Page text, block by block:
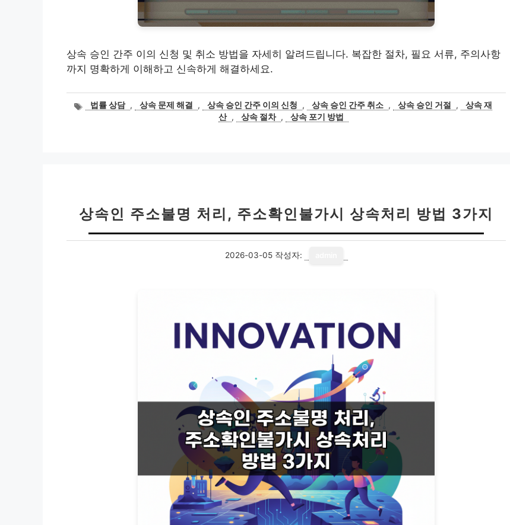
상속 승인 간주 이의 신청 및 취소 방법을 자세히 알려드립니다. 복잡한 절차, 필요 서류, 주의사항
까지 명확하게 이해하고 신속하게 해결하세요.
태법률 상담 , 상속 문제 해결 , 상속 승인 간주 이의 신청 , 상속 승인 간주 취소 , 상속 승인 거절 ,
상속 재
산 , 상속 절차 , 상속 포기 방법
상속인 주소불명 처리, 주소확인불가시 상속처리 방법 3가지
2026-03-05 작성자: